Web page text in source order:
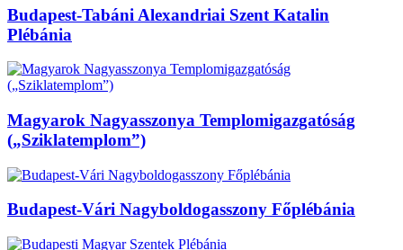
Budapest-Tabáni Alexandriai Szent Katalin
Plébánia
Magyarok Nagyasszonya Templomigazgatóság
(„Sziklatemplom”)
Budapest-Vári Nagyboldogasszony Főplébánia